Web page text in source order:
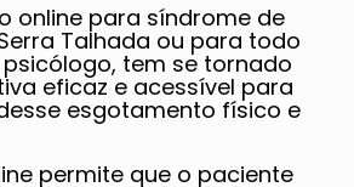
online para síndrome de
Talhada ou para todo
tem se tornado
eficaz e acessível para
esgotamento físico e
permite que o paciente